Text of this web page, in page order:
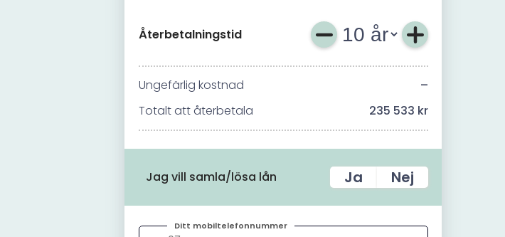
Återbetalningstid
Ungefärlig kostnad
–
Totalt att återbetala
235 533 kr
Jag vill samla/lösa lån Ja Nej
800 000 kr
Ditt mobiltelefonnummer